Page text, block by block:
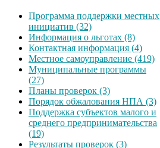
Программа поддержки местных
инициатив (32)
Информация о льготах (8)
Контактная информация (4)
Местное самоуправление (419)
Муниципальные программы
(27)
Планы проверок (3)
Порядок обжалования НПА (3)
Поддержка субъектов малого и
среднего предпринимательства
(19)
Результаты проверок (3)